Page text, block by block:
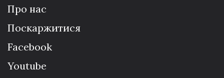
Про нас
Поскаржитися
Facebook
Youtube